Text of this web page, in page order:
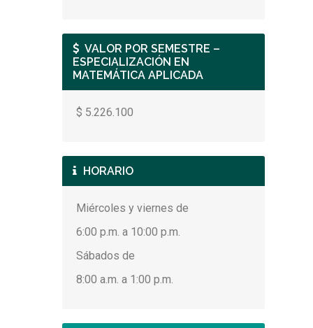
VALOR POR SEMESTRE –
ESPECIALIZACIÓN EN
MATEMÁTICA APLICADA
$ 5.226.100
HORARIO
Miércoles y viernes de
6:00 p.m. a 10:00 p.m.
Sábados de
8:00 a.m. a 1:00 p.m.